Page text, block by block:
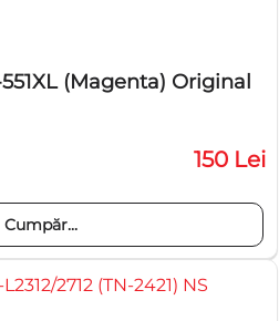
(Magenta) Original
150 Lei
Cumpăr...